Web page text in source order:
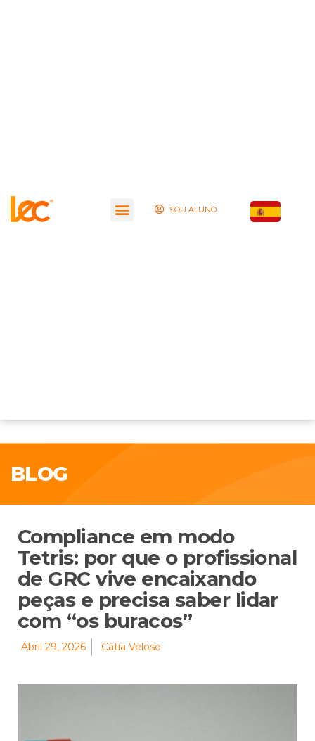
SOU ALUNO
BLOG
Compliance em modo
Tetris: por que o profissional
de GRC vive encaixando
peças e precisa saber lidar
com “os buracos”
Abril 29, 2026 Cátia Veloso